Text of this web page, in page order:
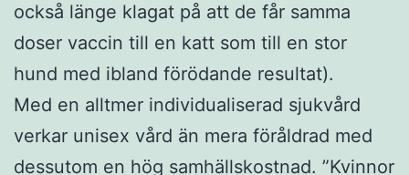
också länge klagat på att de får samma
doser vaccin till en katt som till en stor
hund med ibland förödande resultat).
Med en alltmer individualiserad sjukvård
verkar unisex vård än mera föråldrad med
dessutom en hög samhällskostnad. ”Kvinnor